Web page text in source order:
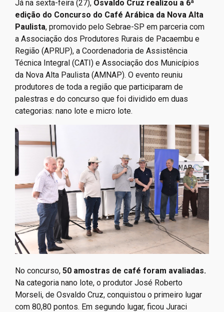
Já na sexta-feira (27), Osvaldo Cruz realizou a 6ª
edição do Concurso do Café Arábica da Nova Alta
Paulista, promovido pelo Sebrae-SP em parceria com
a Associação dos Produtores Rurais de Pacaembu e
Região (APRUP), a Coordenadoria de Assistência
Técnica Integral (CATI) e Associação dos Municípios
da Nova Alta Paulista (AMNAP). O evento reuniu
produtores de toda a região que participaram de
palestras e do concurso que foi dividido em duas
categorias: nano lote e micro lote.
No concurso, 50 amostras de café foram avaliadas.
Na categoria nano lote, o produtor José Roberto
Morseli, de Osvaldo Cruz, conquistou o primeiro lugar
com 80,80 pontos. Em segundo lugar, ficou Juraci